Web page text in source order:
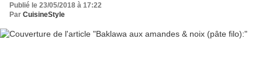
Publié le 23/05/2018 à 17:22
Par CuisineStyle